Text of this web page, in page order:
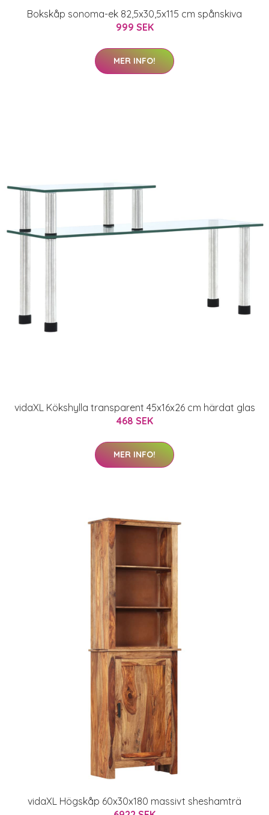
Bokskåp sonoma-ek 82,5x30,5x115 cm spånskiva
999 SEK
MER INFO!
vidaXL Kökshylla transparent 45x16x26 cm härdat glas
468 SEK
MER INFO!
vidaXL Högskåp 60x30x180 massivt sheshamträ